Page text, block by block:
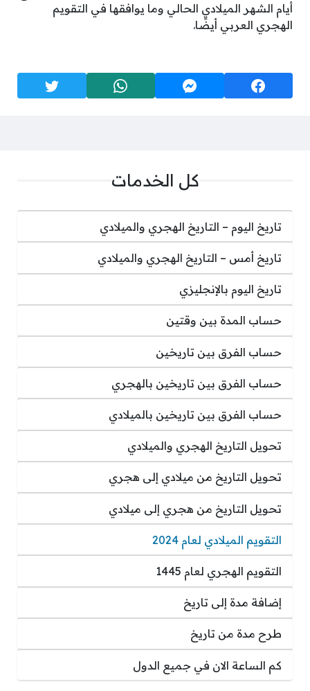
أيام الشهر الميلادي الحالي وما يوافقها في التقويم
الهجري العربي أيضًا.
كل الخدمات
تاريخ اليوم – التاريخ الهجري والميلادي
تاريخ أمس – التاريخ الهجري والميلادي
تاريخ اليوم بالإنجليزي
حساب المدة بين وقتين
حساب الفرق بين تاريخين
حساب الفرق بين تاريخين بالهجري
حساب الفرق بين تاريخين بالميلادي
تحويل التاريخ الهجري والميلادي
تحويل التاريخ من ميلادي إلى هجري
تحويل التاريخ من هجري إلى ميلادي
التقويم الميلادي لعام 2024
التقويم الهجري لعام 1445
إضافة مدة إلى تاريخ
طرح مدة من تاريخ
كم الساعة الان في جميع الدول